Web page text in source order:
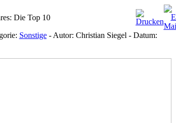
Die Top 10
Sonstige- Autor: Christian Siegel - Datum: